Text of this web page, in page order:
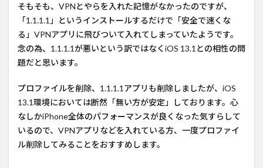
そもそも、VPNとやらを入れた記憶がなかったのですが、
「1.1.1.1」というインストールするだけで「安全で速くな
る」VPNアプリに飛びついて入れてしまっていたようです。
念の為、1.1.1.1が悪いという訳ではなくiOS 13.1との相性の問
題だと思います。
プロファイルを削除、1.1.1.1アプリも削除しましたが、iOS
13.1環境においては断然「無い方が安定」しております。心
なしかiPhone全体のパフォーマンスが良くなった気すらして
いるので、VPNアプリなどを入れている方、一度プロファイ
ル削除してみることをおすすめします。